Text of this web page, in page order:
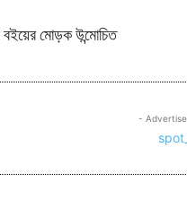
মোড়ক উন্মোচিত
-